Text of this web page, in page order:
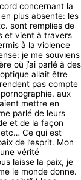
concernant la
en plus absente: les
sont remplies de
et vient à travers
à la violence
je me souviens
où j’ai parlé à des
allait être
pas compte
aux
mettre en
parlé de leurs
et de la façon
Ce qui est
de l’esprit. Mon
vérité
laisse la paix, je
le monde donne.